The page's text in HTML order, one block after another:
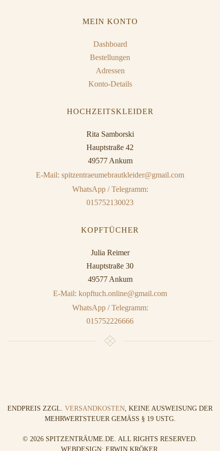
MEIN KONTO
Dashboard
Bestellungen
Adressen
Konto-Details
HOCHZEITSKLEIDER
Rita Samborski
Hauptstraße 42
49577 Ankum
E-Mail: spitzentraeumebrautkleider@gmail.com
WhatsApp / Telegramm:
015752130023
KOPFTÜCHER
Julia Reimer
Hauptstraße 30
49577 Ankum
E-Mail: kopftuch.online@gmail.com
WhatsApp / Telegramm:
015752226666
ENDPREIS ZZGL. VERSANDKOSTEN, KEINE AUSWEISUNG DER
MEHRWERTSTEUER GEMÄSS § 19 USTG.
© 2026 SPITZENTRÄUME.DE. ALL RIGHTS RESERVED.
WEBDESIGN: ERWIN KRÖKER